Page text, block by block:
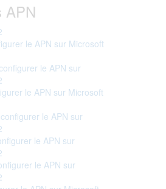
APN
le APN sur Microsoft
le APN sur
le APN sur Microsoft
le APN sur
le APN sur
le APN sur